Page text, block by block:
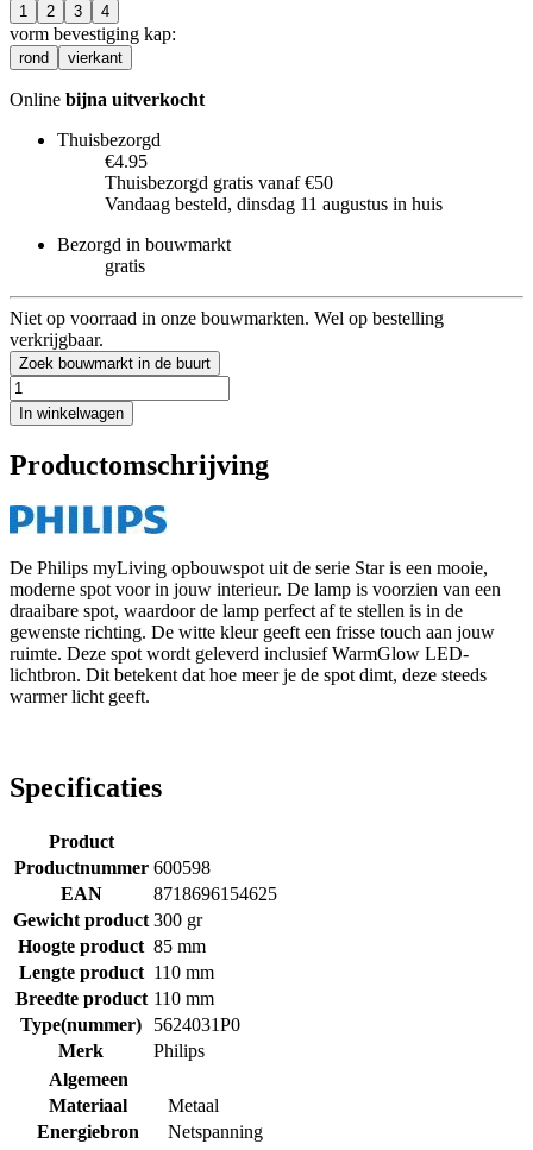
1 2 3 4
vorm bevestiging kap:
rond vierkant
Online bijna uitverkocht
Thuisbezorgd
€4.95
Thuisbezorgd gratis vanaf €50
Vandaag besteld, dinsdag 11 augustus in huis
Bezorgd in bouwmarkt
gratis
Niet op voorraad in onze bouwmarkten. Wel op bestelling
verkrijgbaar.
Zoek bouwmarkt in de buurt
In winkelwagen
Productomschrijving
De Philips myLiving opbouwspot uit de serie Star is een mooie,
moderne spot voor in jouw interieur. De lamp is voorzien van een
draaibare spot, waardoor de lamp perfect af te stellen is in de
gewenste richting. De witte kleur geeft een frisse touch aan jouw
ruimte. Deze spot wordt geleverd inclusief WarmGlow LED-
lichtbron. Dit betekent dat hoe meer je de spot dimt, deze steeds
warmer licht geeft.
Specificaties
Product
Productnummer 600598
EAN
8718696154625
Gewicht product 300 gr
Hoogte product 85 mm
Lengte product 110 mm
Breedte product 110 mm
Type(nummer)
5624031P0
Merk
Philips
Algemeen
Materiaal
Metaal
Energiebron
Netspanning